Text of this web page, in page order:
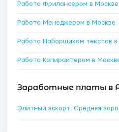
Работа Фрилансером в Москве
Работа Менеджером в Москве
Работа Наборщиком текстов в
Работа Копирайтером в
Заработные платы в
Элитный эскорт: Средняя